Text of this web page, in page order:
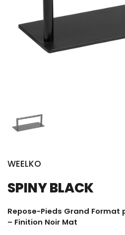
WEELKO
SPINY BLACK
Repose-Pieds Grand Format
– Finition Noir Mat